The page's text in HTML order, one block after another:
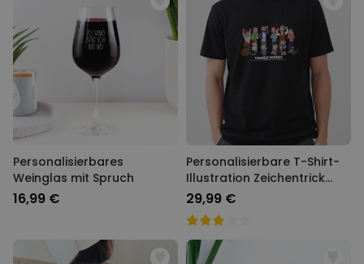
Personalisierbares
Weinglas mit Spruch
16,99 €
Personalisierbare T-Shirt-
Illustration Zeichentrick
Familie
29,99 €